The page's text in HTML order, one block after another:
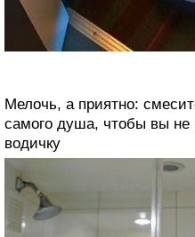
Мелочь, а приятно:
самого душа, чтобы вы не
водичку